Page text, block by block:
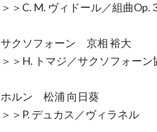
＞＞C. M. ヴィドール／組曲Op.
サクソフォーン 京相 裕大
＞＞H. トマジ／サクソフォー
ホルン 松浦 向日葵
＞＞P. デュカス／ヴィラネル